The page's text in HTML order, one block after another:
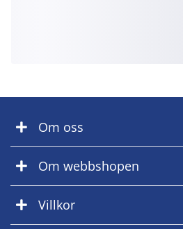
Om oss
Om webbshopen
Villkor